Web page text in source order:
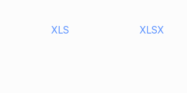
XLS XLSX